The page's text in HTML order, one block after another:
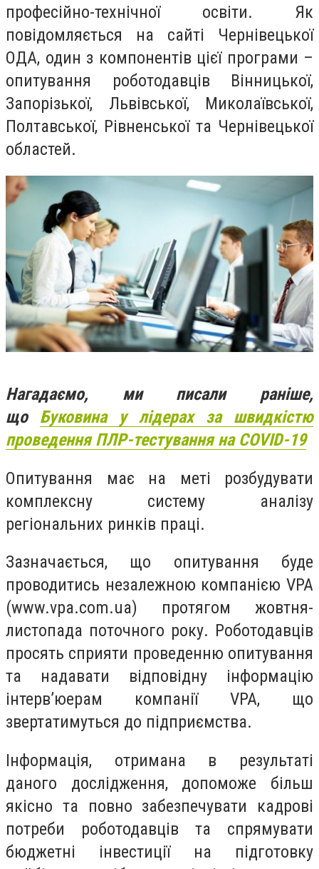
професійно-технічної освіти. Як
повідомляється на сайті Чернівецької
ОДА, один з компонентів цієї програми –
опитування роботодавців Вінницької,
Запорізької, Львівської, Миколаївської,
Полтавської, Рівненської та Чернівецької
областей.
Нагадаємо, ми писали раніше,
що Буковина у лідерах за швидкістю
проведення ПЛР-тестування на COVID-19
Опитування має на меті розбудувати
комплексну систему аналізу
регіональних ринків праці.
Зазначається, що опитування буде
проводитись незалежною компанією VPA
(www.vpa.com.ua) протягом жовтня-
листопада поточного року. Роботодавців
просять сприяти проведенню опитування
та надавати відповідну інформацію
інтерв’юерам компанії VPA, що
звертатимуться до підприємства.
Інформація, отримана в результаті
даного дослідження, допоможе більш
якісно та повно забезпечувати кадрові
потреби роботодавців та спрямувати
бюджетні інвестиції на підготовку